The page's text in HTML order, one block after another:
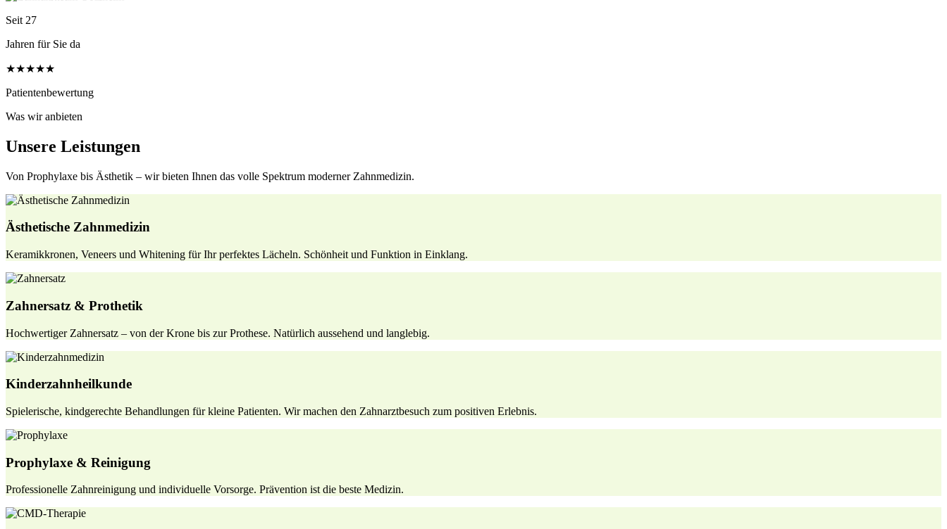
Seit 27
Jahren für Sie da
★★★★★
Patientenbewertung
Was wir anbieten
Unsere Leistungen
Von Prophylaxe bis Ästhetik – wir bieten Ihnen das volle Spektrum moderner Zahnmedizin.
Ästhetische Zahnmedizin
Keramikkronen, Veneers und Whitening für Ihr perfektes Lächeln. Schönheit und Funktion in Einklang.
Zahnersatz & Prothetik
Hochwertiger Zahnersatz – von der Krone bis zur Prothese. Natürlich aussehend und langlebig.
Kinderzahnheilkunde
Spielerische, kindgerechte Behandlungen für kleine Patienten. Wir machen den Zahnarztbesuch zum positiven Erlebnis.
Prophylaxe & Reinigung
Professionelle Zahnreinigung und individuelle Vorsorge. Prävention ist die beste Medizin.